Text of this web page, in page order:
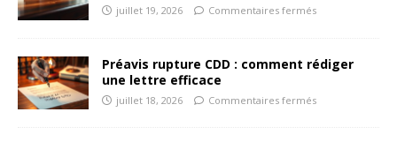
juillet 19, 2026 Commentaires fermés
Préavis rupture CDD : comment rédiger
une lettre efficace
juillet 18, 2026 Commentaires fermés